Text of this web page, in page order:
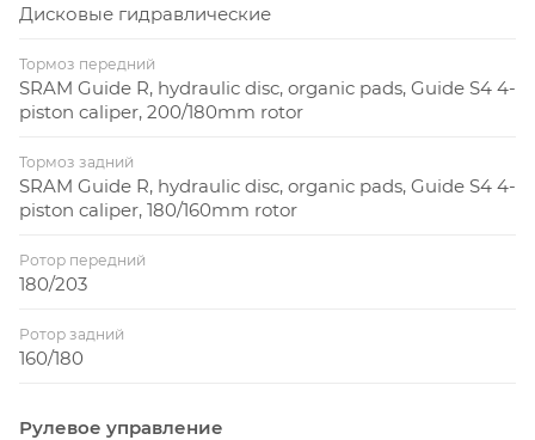
Дисковые гидравлические
Тормоз передний
SRAM Guide R, hydraulic disc, organic pads, Guide S4 4-
piston caliper, 200/180mm rotor
Тормоз задний
SRAM Guide R, hydraulic disc, organic pads, Guide S4 4-
piston caliper, 180/160mm rotor
Ротор передний
180/203
Ротор задний
160/180
Рулевое управление